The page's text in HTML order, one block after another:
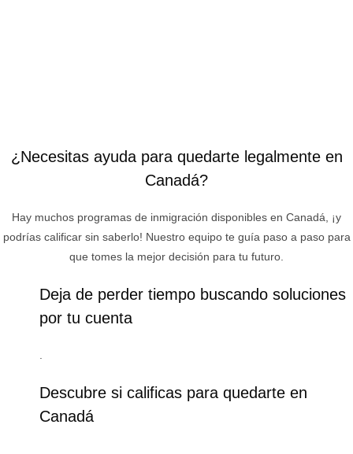
¿Necesitas ayuda para quedarte legalmente en
Canadá?
Hay muchos programas de inmigración disponibles en Canadá, ¡y
podrías calificar sin saberlo! Nuestro equipo te guía paso a paso para
que tomes la mejor decisión para tu futuro.
Deja de perder tiempo buscando soluciones
por tu cuenta
Descubre si calificas para quedarte en
Canadá